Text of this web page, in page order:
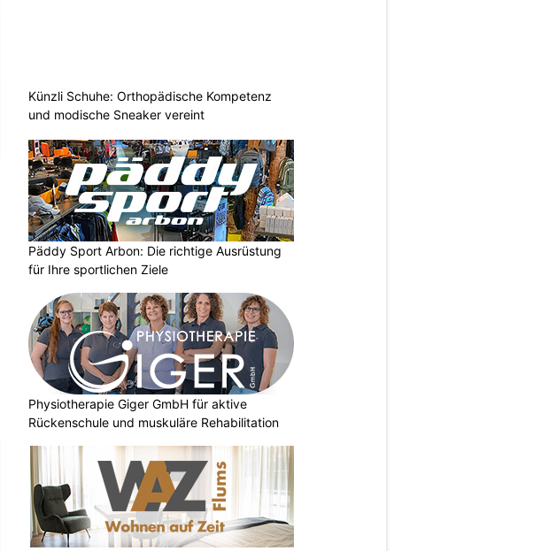
Künzli Schuhe: Orthopädische Kompetenz
und modische Sneaker vereint
Päddy Sport Arbon: Die richtige Ausrüstung
für Ihre sportlichen Ziele
Physiotherapie Giger GmbH für aktive
Rückenschule und muskuläre Rehabilitation